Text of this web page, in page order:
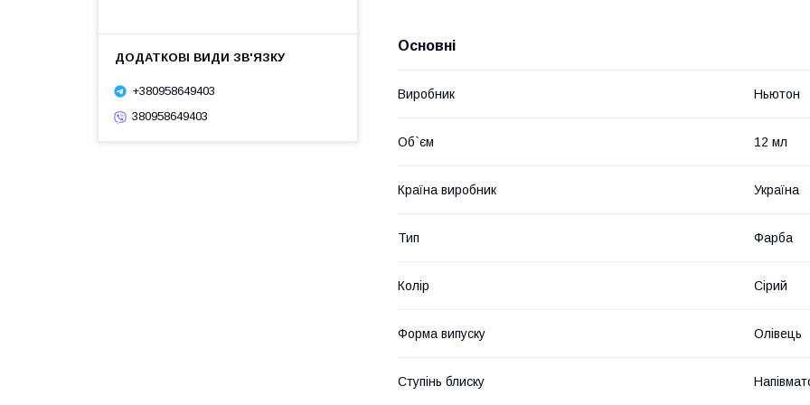
Основні
Виробник Ньютон
Об`єм 12 мл
Країна виробник Україна
Тип Фарба
Колір Сірий
Форма випуску Олівець
Ступінь блиску
+380958649403
380958649403